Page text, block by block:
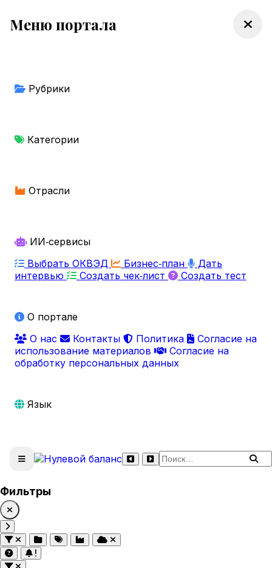
Меню портала
Рубрики
Категории
Отрасли
ИИ‑сервисы
Выбрать ОКВЭД
Бизнес‑план
Дать
интервью
Создать чек‑лист Создать тест
О портале
О нас
Контакты Политика
Согласие на
использование материалов
Согласие на
обработку персональных данных
Язык
Поиск по сайту
Фильтры